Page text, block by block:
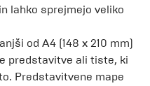
lahko sprejmejo veliko
od A4 (148 x 210 mm)
predstavitve ali tiste, ki
Predstavitvene mape